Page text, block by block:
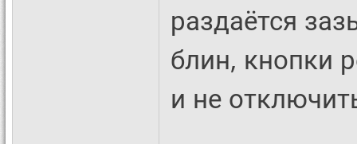
раздаётся
блин, кнопки
и не